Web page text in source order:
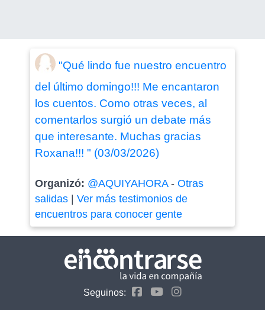
"Qué lindo fue nuestro encuentro
del último domingo!!! Me encantaron
los cuentos. Como otras veces, al
comentarlos surgió un debate más
que interesante. Muchas gracias
Roxana!!! " (03/03/2026)
Organizó: @AQUIYAHORA- Otras
salidas| Ver más testimonios de
encuentros para conocer gente
Seguinos: